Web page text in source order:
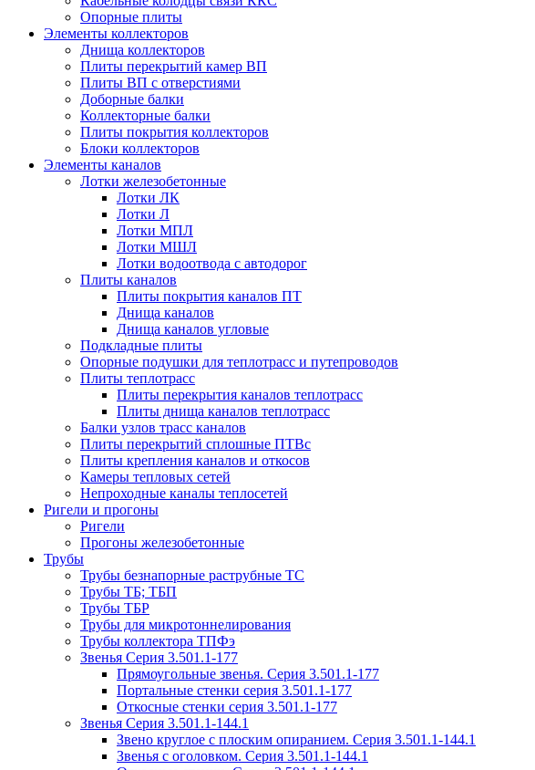
Опорные плиты
Элементы коллекторов
Днища коллекторов
Плиты перекрытий камер ВП
Плиты ВП с отверстиями
Доборные балки
Коллекторные балки
Плиты покрытия коллекторов
Блоки коллекторов
Элементы каналов
Лотки железобетонные
Лотки ЛК
Лотки Л
Лотки МПЛ
Лотки МШЛ
Лотки водоотвода с автодорог
Плиты каналов
Плиты покрытия каналов ПТ
Днища каналов
Днища каналов угловые
Подкладные плиты
Опорные подушки для теплотрасс и путепроводов
Плиты теплотрасс
Плиты перекрытия каналов теплотрасс
Плиты днища каналов теплотрасс
Балки узлов трасс каналов
Плиты перекрытий сплошные ПТВс
Плиты крепления каналов и откосов
Камеры тепловых сетей
Непроходные каналы теплосетей
Ригели и прогоны
Ригели
Прогоны железобетонные
Трубы
Трубы безнапорные раструбные ТС
Трубы ТБ; ТБП
Трубы ТБР
Трубы для микротоннелирования
Трубы коллектора ТПФэ
Звенья Серия 3.501.1-177
Прямоугольные звенья. Серия 3.501.1-177
Портальные стенки серия 3.501.1-177
Откосные стенки серия 3.501.1-177
Звенья Серия 3.501.1-144.1
Звено круглое с плоским опиранием. Серия 3.501.1-144.1
Звенья с оголовком. Серия 3.501.1-144.1